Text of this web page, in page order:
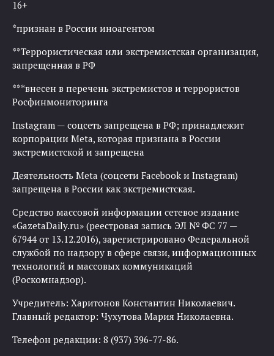
16+
*признан в России иноагентом
**Террористическая или экстремистская организация,
запрещенная в РФ
***внесен в перечень экстремистов и террористов
Росфинмониторинга
Instagram — соцсеть запрещена в РФ; принадлежит
корпорации Meta, которая признана в России
экстремистской и запрещена
Деятельность Meta (соцсети Facebook и Instagram)
запрещена в России как экстремистская.
Средство массовой информации сетевое издание
«GazetaDaily.ru» (реестровая запись ЭЛ № ФС 77 —
67944 от 13.12.2016), зарегистрировано Федеральной
службой по надзору в сфере связи, информационных
технологий и массовых коммуникаций
(Роскомнадзор).
Учредитель: Харитонов Константин Николаевич.
Главный редактор: Чухутова Мария Николаевна.
Телефон редакции: 8 (937) 396-77-86.